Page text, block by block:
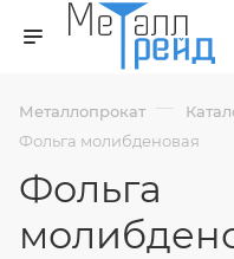
Металлопрокат —
Фольга молибденовая
Фольга